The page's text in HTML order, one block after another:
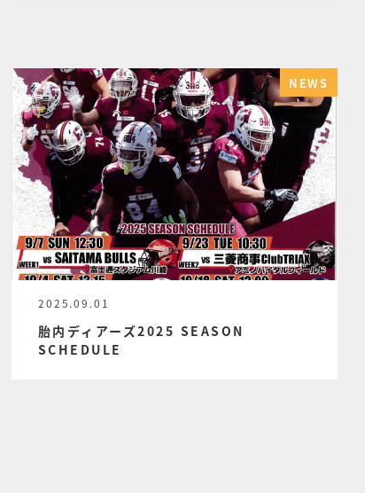
NEWS
胎内ディアーズ2025 SEASON
SCHEDULE
投稿日
2025.09.01